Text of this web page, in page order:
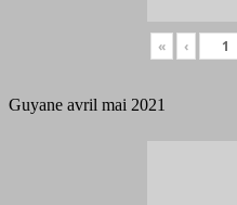
« ‹
Guyane avril mai 2021